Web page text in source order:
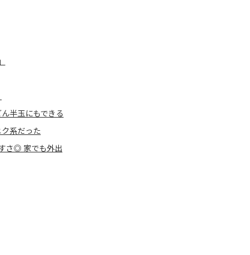
半玉にもできる
系だった
さ◎ 家でも外出